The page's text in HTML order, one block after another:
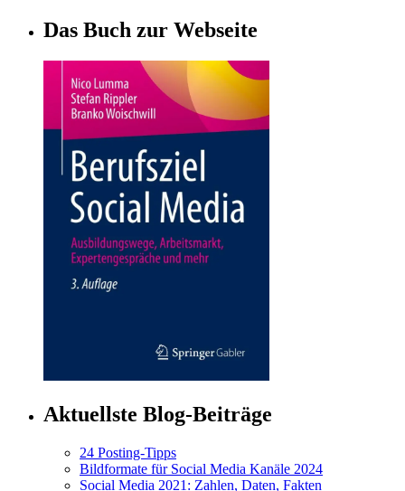
Das Buch zur Webseite
Aktuellste Blog-Beiträge
24 Posting-Tipps
Bildformate für Social Media Kanäle 2024
Social Media 2021: Zahlen, Daten, Fakten